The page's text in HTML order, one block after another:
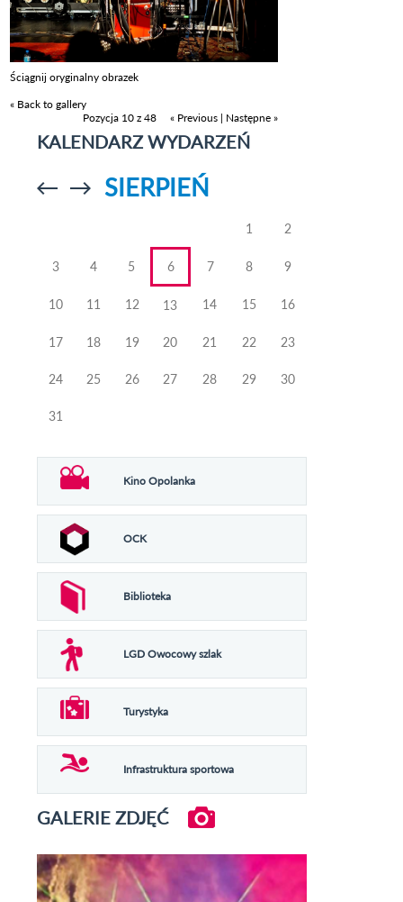
Ściągnij oryginalny obrazek
« Back to gallery
Pozycja 10 z 48
« Previous | Następne »
KALENDARZ WYDARZEŃ
Przejdź doPrzejdź do
SIERPIEŃ
1 2
3 4 5 6 7 8 9
10 11 12 13 14 15 16
17 18 19 20 21 22 23
24 25 26 27 28 29 30
31
Kino Opolanka
OCK
Biblioteka
LGD Owocowy szlak
Turystyka
Infrastruktura sportowa
GALERIE ZDJĘĆ